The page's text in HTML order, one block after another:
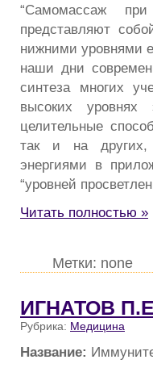
“Самомассаж
представляют
нижними уровнями
наши дни
синтеза многих
высоких
целительные
так и на других,
энергиями в
“уровней
Читать полностью »
Метки: none
ИГНАТОВ
Рубрика: Медицина
Название: